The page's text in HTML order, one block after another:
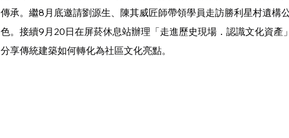
傳承。繼8月底邀請劉源生、陳其威匠師帶領學員走訪勝利星村遺構
色。接續9月20日在屏菸休息站辦理「走進歷史現場．認識文化資產
分享傳統建築如何轉化為社區文化亮點。